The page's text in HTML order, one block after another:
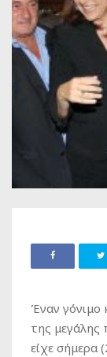
Έναν γόνιμο
της μεγάλης
είχε σήμερα